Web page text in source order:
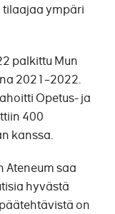
tilaajaa ympäri
palkittu Mun
2021–2022.
Opetus- ja
400
kanssa.
Ateneum saa
hyvästä
on